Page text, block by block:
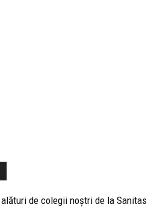
alături de colegii noștri de la Sanitas